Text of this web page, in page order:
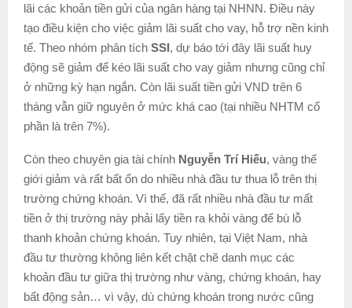
lãi các khoản tiền gửi của ngân hàng tại NHNN. Điều này
tạo điều kiện cho việc giảm lãi suất cho vay, hỗ trợ nền kinh
tế. Theo nhóm phân tích SSI, dự báo tới đây lãi suất huy
động sẽ giảm để kéo lãi suất cho vay giảm nhưng cũng chỉ
ở những kỳ hạn ngắn. Còn lãi suất tiền gửi VND trên 6
tháng vẫn giữ nguyên ở mức khá cao (tại nhiều NHTM cổ
phần là trên 7%).
Còn theo chuyên gia tài chính Nguyễn Trí Hiếu, vàng thế
giới giảm và rất bất ổn do nhiều nhà đầu tư thua lỗ trên thị
trường chứng khoán. Vì thế, đã rất nhiều nhà đầu tư mất
tiền ở thị trường này phải lấy tiền ra khỏi vàng để bù lỗ
thanh khoản chứng khoán. Tuy nhiên, tại Việt Nam, nhà
đầu tư thường không liên kết chặt chẽ danh mục các
khoản đầu tư giữa thị trường như vàng, chứng khoán, hay
bất động sản… vì vậy, dù chứng khoán trong nước cũng